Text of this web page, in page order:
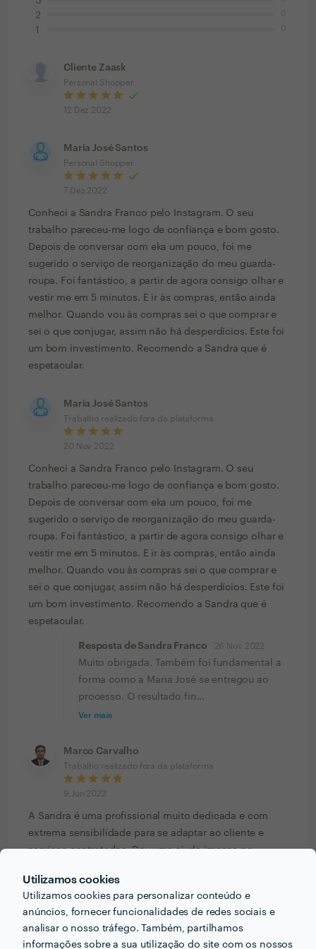
Utilizamos cookies
Utilizamos cookies para personalizar conteúdo e
anúncios, fornecer funcionalidades de redes sociais e
analisar o nosso tráfego. Também, partilhamos
informações sobre a sua utilização do site com os nossos
2
1
Cliente Zaask
Personal Shopper
12 Dez 2022
Maria José Santos
Personal Shopper
7 Dez 2022
Conheci a Sandra Franco pelo Instagram. O seu
trabalho pareceu-me logo de confiança e bom gosto.
Depois de conversar com eka um pouco, foi me
sugerido o serviço de reorganização do meu guarda-
roupa. Foi fantástico, a partir de agora consigo olhar e
vestir me em 5 minutos. E ir às compras, então ainda
melhor. Quando vou às compras sei o que comprar e
sei o que conjugar, assim não há desperdícios. Este foi
um bom investimento. Recomendo a Sandra que é
espetacular.
Maria José Santos
Trabalho realizado fora da plataforma
20 Nov 2022
Conheci a Sandra Franco pelo Instagram. O seu
trabalho pareceu-me logo de confiança e bom gosto.
Depois de conversar com eka um pouco, foi me
sugerido o serviço de reorganização do meu guarda-
roupa. Foi fantástico, a partir de agora consigo olhar e
vestir me em 5 minutos. E ir às compras, então ainda
melhor. Quando vou às compras sei o que comprar e
sei o que conjugar, assim não há desperdícios. Este foi
um bom investimento. Recomendo a Sandra que é
espetacular.
Resposta de Sandra Franco 26 Nov 2022
Muito obrigada. Também foi fundamental a
forma como a Maria José se entregou ao
processo. O resultado fin...
Ver mais
Marco Carvalho
Trabalho realizado fora da plataforma
9 Jun 2022
A Sandra é uma profissional muito dedicada e com
extrema sensibilidade para se adaptar ao cliente e
serviços contratados. Deu uma ajuda imensa no
para algumas peças que pensava já não ter como as
usar. O trabalho foi feito em várias sessões online e o
trabalho de casa trazido pela Sandra foi acima das
expectativas. Recomendo.